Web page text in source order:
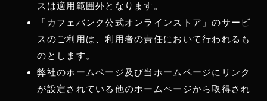
スは適用範囲外となります。
「カフェバンク公式オンラインストア」のサービ
スのご利用は、利用者の責任において行われるも
のとします。
弊社のホームページ及び当ホームページにリンク
が設定されている他のホームページから取得され